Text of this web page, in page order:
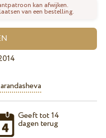
kan afwijken.
van een bestelling.
Geeft tot 14
dagen terug